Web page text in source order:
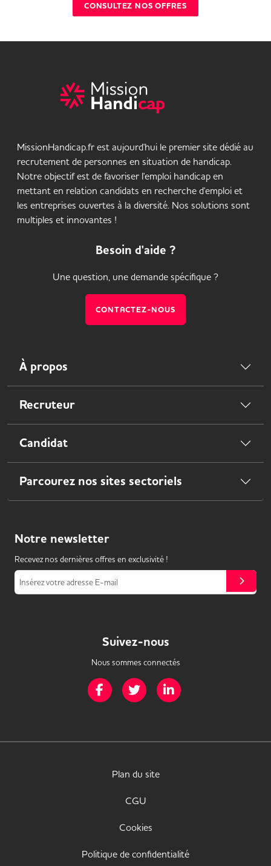
CONSULTEZ NOS OFFRES
MissionHandicap.fr est aujourd'hui le premier site dédié au
recrutement de personnes en situation de handicap.
Notre objectif est de favoriser l'emploi handicap en
mettant en relation candidats en recherche d'emploi et
les entreprises ouvertes à la diversité. Nos solutions sont
multiples et innovantes !
Besoin d'aide ?
Une question, une demande spécifique ?
CONTACTEZ-NOUS
À propos
Recruteur
Candidat
Parcourez nos sites sectoriels
Notre newsletter
Recevez nos dernières offres en exclusivité !
Insérez votre adresse E-mail
Suivez-nous
Nous sommes connectés
Page Facebook de Mission Handicap
Page Twitter de Mission Handicap
Plan du site
CGU
Cookies
Politique de confidentialité